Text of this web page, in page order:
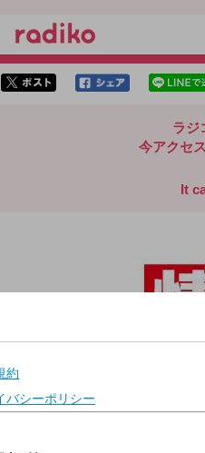
ラジ
今アクセ
It